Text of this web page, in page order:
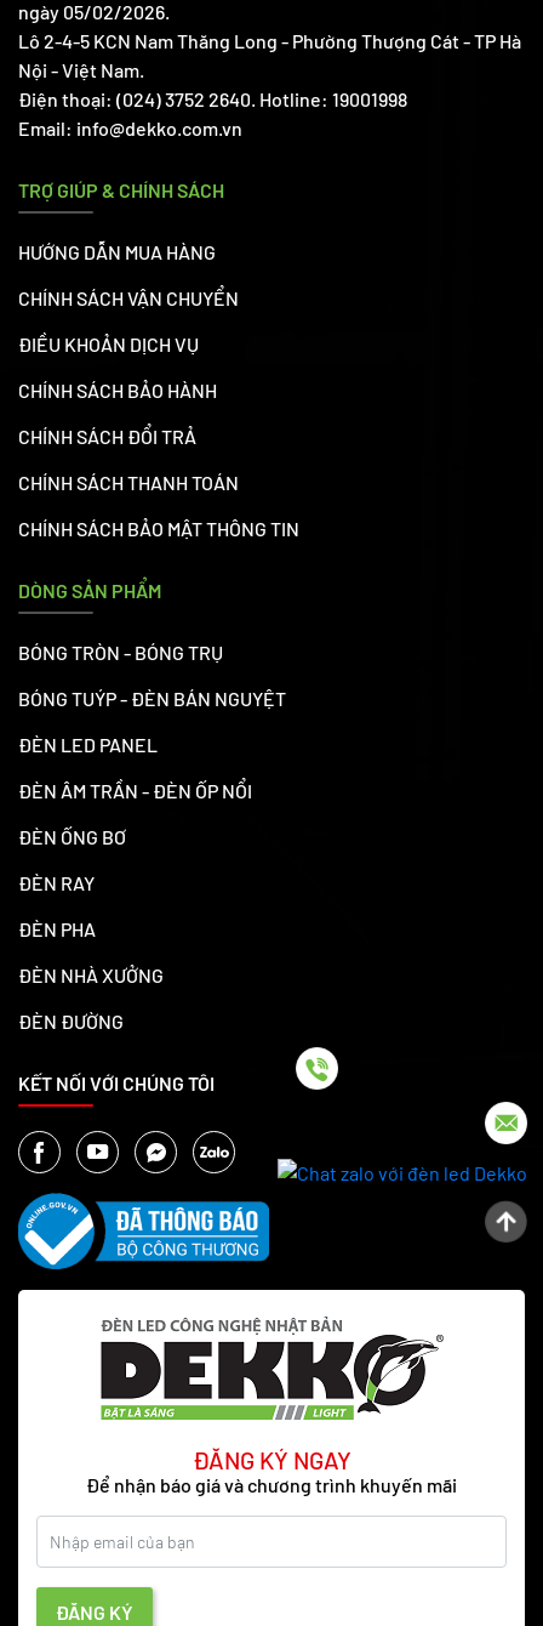
ngày 05/02/2026.
Lô 2-4-5 KCN Nam Thăng Long - Phường Thượng Cát - TP Hà
Nội - Việt Nam.
Điện thoại: (024) 3752 2640. Hotline: 19001998
Email: info@dekko.com.vn
TRỢ GIÚP & CHÍNH SÁCH
HƯỚNG DẪN MUA HÀNG
CHÍNH SÁCH VẬN CHUYỂN
ĐIỀU KHOẢN DỊCH VỤ
CHÍNH SÁCH BẢO HÀNH
CHÍNH SÁCH ĐỔI TRẢ
CHÍNH SÁCH THANH TOÁN
CHÍNH SÁCH BẢO MẬT THÔNG TIN
DÒNG SẢN PHẨM
BÓNG TRÒN - BÓNG TRỤ
BÓNG TUÝP - ĐÈN BÁN NGUYỆT
ĐÈN LED PANEL
ĐÈN ÂM TRẦN - ĐÈN ỐP NỔI
ĐÈN ỐNG BƠ
ĐÈN RAY
ĐÈN PHA
ĐÈN NHÀ XƯỞNG
ĐÈN ĐƯỜNG
KẾT NỐI VỚI CHÚNG TÔI
ĐĂNG KÝ NGAY
Để nhận báo giá và chương trình khuyến mãi
ĐĂNG KÝ